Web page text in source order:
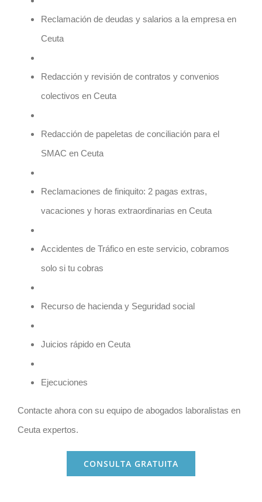
Reclamación de deudas y salarios a la empresa en
Ceuta
Redacción y revisión de contratos y convenios
colectivos en Ceuta
Redacción de papeletas de conciliación para el
SMAC en Ceuta
Reclamaciones de finiquito: 2 pagas extras,
vacaciones y horas extraordinarias en Ceuta
Accidentes de Tráfico en este servicio, cobramos
solo si tu cobras
Recurso de hacienda y Seguridad social
Juicios rápido en Ceuta
Ejecuciones
Contacte ahora con su equipo de abogados laboralistas en
Ceutaexpertos.
CONSULTA GRATUITA